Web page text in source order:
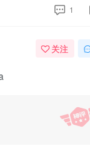
1
关注